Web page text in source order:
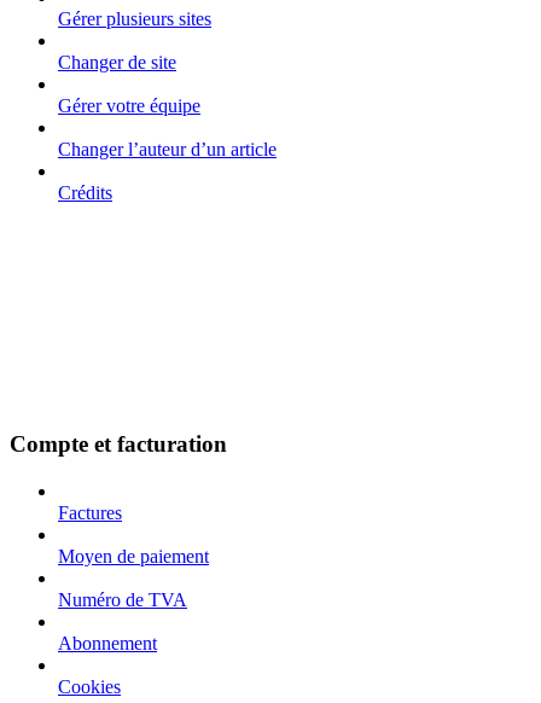
Gérer plusieurs sites
Changer de site
Gérer votre équipe
Changer l’auteur d’un article
Crédits
Compte et facturation
Factures
Moyen de paiement
Numéro de TVA
Abonnement
Cookies